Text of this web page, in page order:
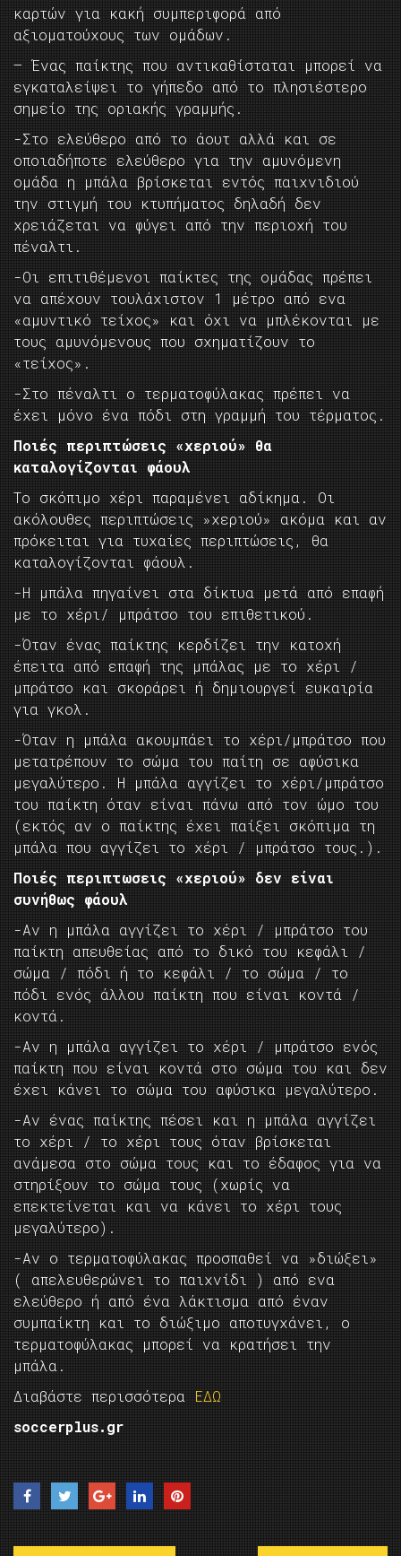
καρτών για κακή συμπεριφορά από
αξιοματούχους των ομάδων.
– Ένας παίκτης που αντικαθίσταται μπορεί να
εγκαταλείψει το γήπεδο από το πλησιέστερο
σημείο της οριακής γραμμής.
-Στο ελεύθερο από το άουτ αλλά και σε
οποιαδήποτε ελεύθερο για την αμυνόμενη
ομάδα η μπάλα βρίσκεται εντός παιχνιδιού
την στιγμή του κτυπήματος δηλαδή δεν
χρειάζεται να φύγει από την περιοχή του
πέναλτι.
-Οι επιτιθέμενοι παίκτες της ομάδας πρέπει
να απέχουν τουλάχιστον 1 μέτρο από ενα
«αμυντικό τείχος» και όχι να μπλέκονται με
τους αμυνόμενους που σχηματίζουν το
«τείχος».
-Στο πέναλτι ο τερματοφύλακας πρέπει να
έχει μόνο ένα πόδι στη γραμμή του τέρματος.
Ποιές περιπτώσεις «χεριού» θα
καταλογίζονται φάουλ
Το σκόπιμο χέρι παραμένει αδίκημα. Οι
ακόλουθες περιπτώσεις »χεριού» ακόμα και αν
πρόκειται για τυχαίες περιπτώσεις, θα
καταλογίζονται φάουλ.
-Η μπάλα πηγαίνει στα δίκτυα μετά από επαφή
με το χέρι/ μπράτσο του επιθετικού.
-Όταν ένας παίκτης κερδίζει την κατοχή
έπειτα από επαφή της μπάλας με το χέρι /
μπράτσο και σκοράρει ή δημιουργεί ευκαιρία
για γκολ.
-Όταν η μπάλα ακουμπάει το χέρι/μπράτσο που
μετατρέπουν το σώμα του παίτη σε αφύσικα
μεγαλύτερο. Η μπάλα αγγίζει το χέρι/μπράτσο
του παίκτη όταν είναι πάνω από τον ώμο του
(εκτός αν ο παίκτης έχει παίξει σκόπιμα τη
μπάλα που αγγίζει το χέρι / μπράτσο τους.).
Ποιές περιπτωσεις «χεριού» δεν είναι
συνήθως φάουλ
-Αν η μπάλα αγγίζει το χέρι / μπράτσο του
παίκτη απευθείας από το δικό του κεφάλι /
σώμα / πόδι ή το κεφάλι / το σώμα / το
πόδι ενός άλλου παίκτη που είναι κοντά /
κοντά.
-Αν η μπάλα αγγίζει το χέρι / μπράτσο ενός
παίκτη που είναι κοντά στο σώμα του και δεν
έχει κάνει το σώμα του αφύσικα μεγαλύτερο.
-Αν ένας παίκτης πέσει και η μπάλα αγγίζει
το χέρι / το χέρι τους όταν βρίσκεται
ανάμεσα στο σώμα τους και το έδαφος για να
στηρίξουν το σώμα τους (χωρίς να
επεκτείνεται και να κάνει το χέρι τους
μεγαλύτερο).
-Αν ο τερματοφύλακας προσπαθεί να »διώξει»
( απελευθερώνει το παιχνίδι ) από ενα
ελεύθερο ή από ένα λάκτισμα από έναν
συμπαίκτη και το διώξιμο αποτυγχάνει, ο
τερματοφύλακας μπορεί να κρατήσει την
μπάλα.
Διαβάστε περισσότερα ΕΔΩ
soccerplus.gr